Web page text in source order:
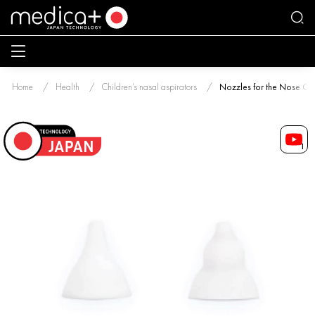
Home Health Children’s nasal aspirators Nozzles for the Nose
1